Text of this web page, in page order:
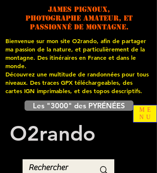
James PIGNOUX,
photographe amateur, et
passionné de montagne.
Bienvenue sur mon site O2rando, afin de partager
ma passion de la nature, et particulièrement de la
montagne. Des itinéraires en France et dans le
monde.
Découvrez une multitude de randonnées pour tous
niveaux. Des traces GPX téléchargeables, des
cartes IGN imprimables, et des topos descriptifs.
Les "3000" des PYRÉNÉES
O2rando
ME
NU